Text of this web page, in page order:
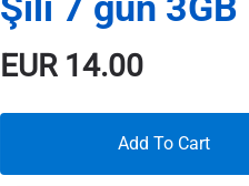
EUR14.00
Add To Cart